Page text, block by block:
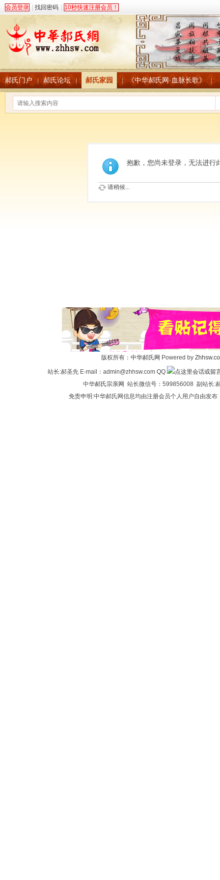
会员登录 找回密码 10秒快速注册会员！
郝氏门户 | 郝氏论坛 | 郝氏家园 《中华郝氏网·血脉长歌》
抱歉，您尚未登录，无法进行
请稍候...
版权所有： 中华郝氏网 Powered by
站长:郝圣先 E-mail：admin@zhhsw.com QQ
中华郝氏宗亲网 站长微信号：599856008 副站长:
免责申明:中华郝氏网信息均由注册会员个人用户自由发